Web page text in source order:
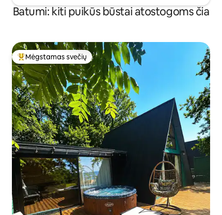
Batumi: kiti puikūs būstai atostogoms čia
Svečių mėgstamiausias
Mėgstamas svečių